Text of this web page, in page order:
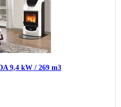
9,4 kW / 269 m3